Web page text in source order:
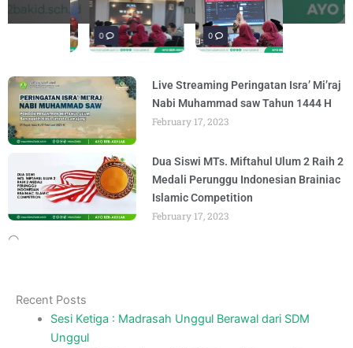
materi Literasi Digital yang
BY ADMIN AUGUST 5, 2026
Madrasah" padaAUGUST 4, 2026
KeagamaanAUGUST 3, 2026
Literasi, para siswa mengikuti latihan
BY ADMIN AUGUST 1, 2026
penguatan materi "Re-Branding
BY ADMIN AUGUST 5, 2026
materi Literasi Digital yang
BY ADMIN AUGUST 5, 2026
0 0
Live Streaming Peringatan Isra’ Mi’raj
Nabi Muhammad saw Tahun 1444 H
February 17, 2023
Dua Siswi MTs. Miftahul Ulum 2 Raih 2
Medali Perunggu Indonesian Brainiac
Islamic Competition
February 17, 2023
Recent Posts
Sesi Ketiga : Madrasah Unggul Berawal dari SDM
Unggul